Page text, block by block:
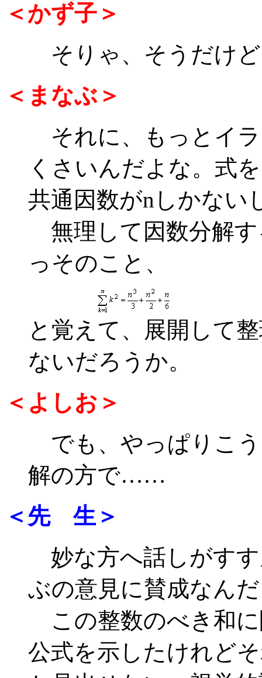
＜かず子＞
そりゃ、そうだけ
＜まなぶ＞
それに、もっとイ
くさいんだよな。式
共通因数がnしかな
無理して因数分解
っそのこと、
と覚えて、展開して
ないだろうか。
＜よしお＞
でも、やっぱりこ
解の方で……
＜先 生＞
妙な方へ話しがす
ぶの意見に賛成なん
この整数のべき和
公式を示したけれど